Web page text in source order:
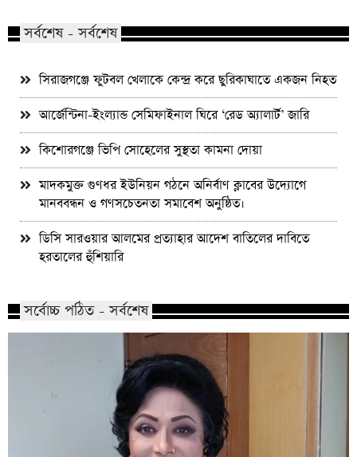
সর্বশেষ - সর্বশেষ
সিরাজগঞ্জে ফুটবল খেলাকে কেন্দ্র করে ছুরিকাঘাতে একজন নিহত
আর্জেন্টিনা-ইংল্যান্ড সেমিফাইনাল ঘিরে ‘রেড অ্যালার্ট’ জারি
কিশোরগঞ্জে ভিপি সোহেলের সুস্থতা কামনা দোয়া
মাদকমুক্ত গুণধর ইউনিয়ন গঠনে অনির্বাণ ক্লাবের উদ্যোগে
মানববন্ধন ও গণসচেতনতা সমাবেশ অনুষ্ঠিত।
ডিসি সারওয়ার আলমের প্রত্যাহার আদেশ বাতিলের দাবিতে
হরতালের হুঁশিয়ারি
সর্বোচ্চ পঠিত - সর্বশেষ